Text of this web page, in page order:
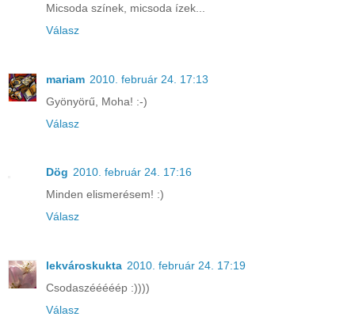
Micsoda színek, micsoda ízek...
Válasz
mariam 2010. február 24. 17:13
Gyönyörű, Moha! :-)
Válasz
Dög 2010. február 24. 17:16
Minden elismerésem! :)
Válasz
lekvároskukta 2010. február 24. 17:19
Csodaszééééép :))))
Válasz